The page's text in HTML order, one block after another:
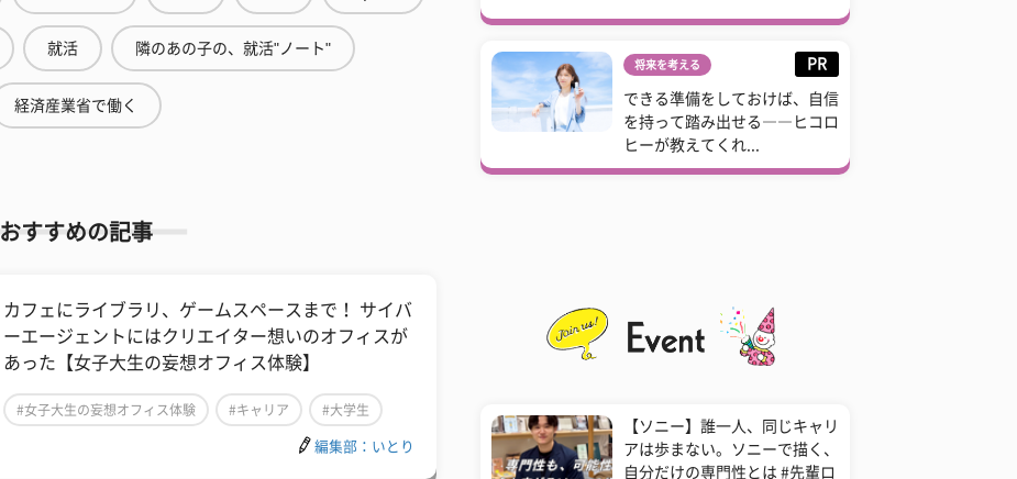
就活 隣のあの子の、就活"ノート"
経済産業省で働く
おすすめの記事
カフェにライブラリ、ゲームスペースまで！ サイバ
ーエージェントにはクリエイター想いのオフィスが
あった【女子大生の妄想オフィス体験】
#女子大生の妄想オフィス体験 #キャリア #大学生
編集部：いとり
将来を考える PR
できる準備をしておけば、自信
を持って踏み出せる――ヒコロ
ヒーが教えてくれ...
【ソニー】誰一人、同じキャリ
アは歩まない。ソニーで描く、
自分だけの専門性とは #先輩ロ